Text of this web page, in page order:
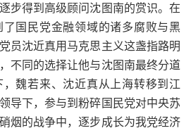
步得到高级顾问沈图南的赏识。在
国民党金融领域的诸多腐败与黑
员沈近真用马克思主义这盏指路明
不同的选择让他与沈图南最终分道
魏若来、沈近真从上海转移到江
导下，参与到粉碎国民党对中央苏
烟的战争中，逐步成长为我党经济